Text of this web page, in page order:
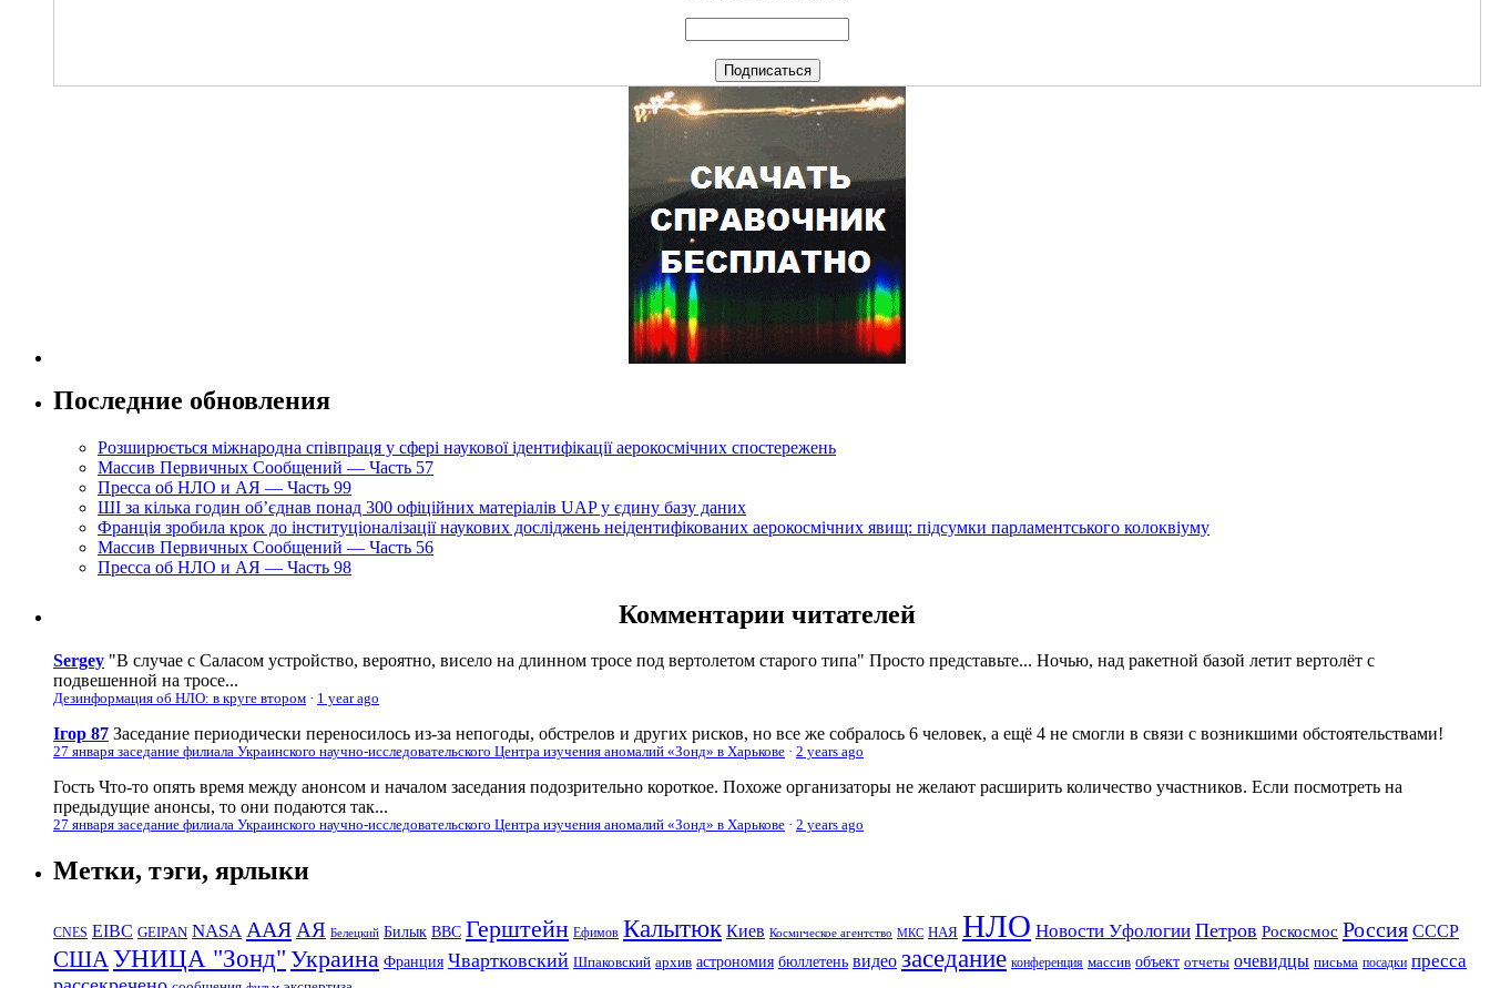
Последние обновления
Розширюється міжнародна співпраця у сфері наукової ідентифікації аерокосмічних спостережень
Массив Первичных Сообщений — Часть 57
Пресса об НЛО и АЯ — Часть 99
ШІ за кілька годин об’єднав понад 300 офіційних матеріалів UAP у єдину базу даних
Франція зробила крок до інституціоналізації наукових досліджень неідентифікованих аерокосмічних явищ: підсумки парламентського колоквіуму
Массив Первичных Сообщений — Часть 56
Пресса об НЛО и АЯ — Часть 98
Комментарии читателей
Sergey "В случае с Саласом устройство, вероятно, висело на длинном тросе под вертолетом старого типа" Просто представьте... Ночью, над ракетной базой летит вертолёт с
подвешенной на тросе...
Дезинформация об НЛО: в круге втором · 1 year ago
Ігор 87 Заседание периодически переносилось из-за непогоды, обстрелов и других рисков, но все же собралось 6 человек, а ещё 4 не смогли в связи с возникшими обстоятельствами!
27 января заседание филиала Украинского научно-исследовательского Центра изучения аномалий «Зонд» в Харькове · 2 years ago
Гость Что-то опять время между анонсом и началом заседания подозрительно короткое. Похоже организаторы не желают расширить количество участников. Если посмотреть на
предыдущие анонсы, то они подаются так...
27 января заседание филиала Украинского научно-исследовательского Центра изучения аномалий «Зонд» в Харькове · 2 years ago
Метки, тэги, ярлыки
CNES EIBC GEIPAN NASA ААЯАЯ Белецкий Билык ВВС Герштейн Ефимов Калытюк Киев Космическое агентство МКС НАЯ НЛО Новости Уфологии Петров Роскосмос Россия СССР
США УНИЦА "Зонд" Украина Франция Чвартковский Шпаковский архив астрономия бюллетень видео заседание конференция массив объект отчеты очевидцы письма посадки пресса